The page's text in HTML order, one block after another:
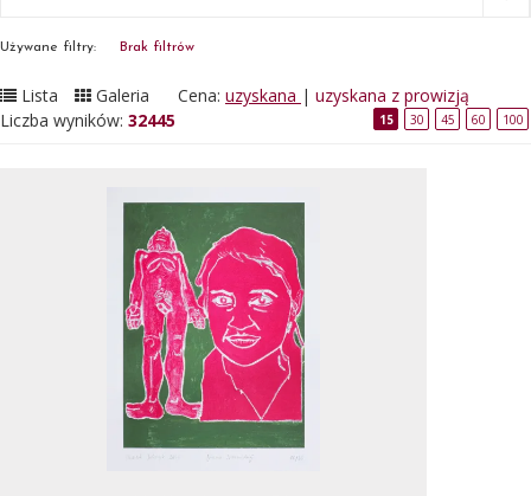
Używane filtry: Brak filtrów
Lista Galeria Cena: uzyskana | uzyskana z prowizją
Liczba wyników: 32445 15 30 45 60 100